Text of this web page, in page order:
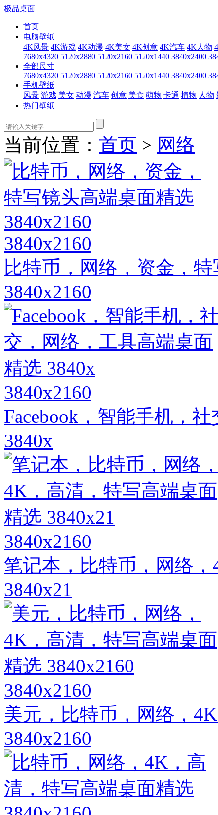
极品桌面
首页
电脑壁纸
4K风景 4K游戏 4K动漫 4K美女 4K创意 4K汽车 4K人物
7680x4320 5120x2880 5120x2160 5120x1440 3840x2400
全部尺寸
7680x4320 5120x2880 5120x2160 5120x1440 3840x2400
手机壁纸
风景 游戏 美女 动漫 汽车 创意 美食 萌物 卡通 植物 人物
热门壁纸
当前位置： 首页 > 网络
3840x2160
比特币，网络，资金，
3840x2160
3840x2160
Facebook，智能手机，
3840x
3840x2160
笔记本，比特币，网络
3840x21
3840x2160
美元，比特币，网络，
3840x2160